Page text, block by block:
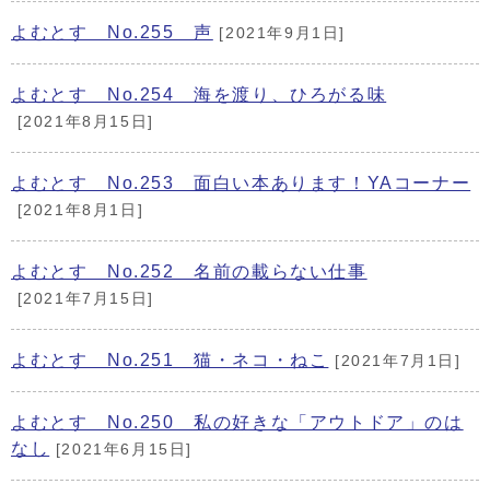
よむとす No.255 声 [2021年9月1日]
よむとす No.254 海を渡り、ひろがる味
[2021年8月15日]
よむとす No.253 面白い本あります！YAコーナー
[2021年8月1日]
よむとす No.252 名前の載らない仕事
[2021年7月15日]
よむとす No.251 猫・ネコ・ねこ [2021年7月1日]
よむとす No.250 私の好きな「アウトドア」のは
なし
[2021年6月15日]